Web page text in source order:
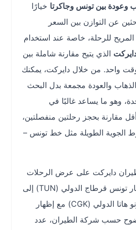
بين تونس وجاكرتاخيارًا
التوازن بين السعر
للرحلة، خاصة عند استخدام
الذي يتيح مقارنة شاملة بين
من خلال دايركت، يمكنك
والعودة مجمعة بدل البحث
ما يساعد غالبًا في
بحجز رحلتين منفصلتين،
الطويلة مثل خط تونس –
على عرض الرحلات
ذهابًا وعودة من مطار تونس قرطاج الدولي (TUN) إلى
مطار جاكرتا سوكارنو هاتا الدولي (CGK) مع إظهار
شركة الطيران، عدد